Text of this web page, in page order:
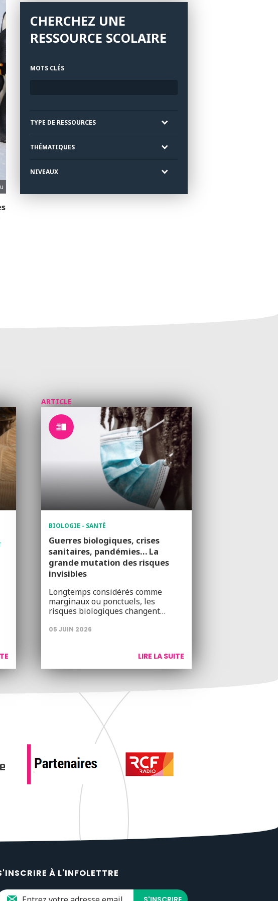
CHERCHEZ UNE
RESSOURCE SCOLAIRE
MOTS CLÉS
TYPE DE RESSOURCES
THÉMATIQUES
NIVEAUX
ARTICLE
BIOLOGIE - SANTÉ
Guerres biologiques, crises
sanitaires, pandémies… La
grande mutation des risques
invisibles
Longtemps considérés comme
marginaux ou ponctuels, les
risques biologiques changent…
05 JUIN 2026
LIRE LA SUITE
À L'INFOLETTRE